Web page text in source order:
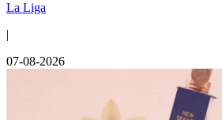
La Liga
|
07-08-2026